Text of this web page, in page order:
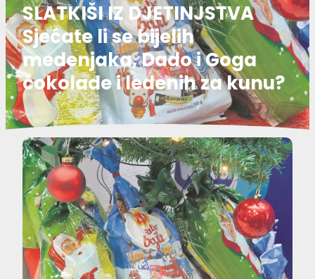
SLATKIŠI IZ DJETINJSTVA
Sjećate li se bijelih
medenjaka, Dado i Goga
čokolade i ledenih za kunu?